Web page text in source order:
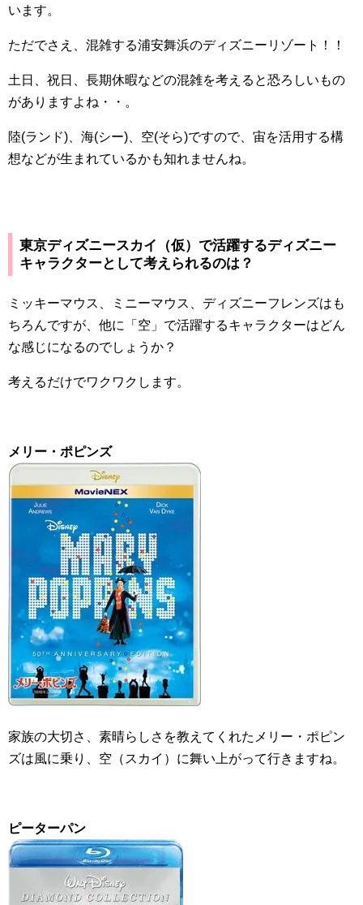
います。
ただでさえ、混雑する浦安舞浜のディズニーリゾート！！
土日、祝日、長期休暇などの混雑を考えると恐ろしいもの
がありますよね・・。
陸(ランド)、海(シー)、空(そら)ですので、宙を活用する構
想などが生まれているかも知れませんね。
東京ディズニースカイ（仮）で活躍するディズニー
キャラクターとして考えられるのは？
ミッキーマウス、ミニーマウス、ディズニーフレンズはも
ちろんですが、他に「空」で活躍するキャラクターはどん
な感じになるのでしょうか？
考えるだけでワクワクします。
メリー・ポピンズ
家族の大切さ、素晴らしさを教えてくれたメリー・ポピン
ズは風に乗り、空（スカイ）に舞い上がって行きますね。
ピーターパン